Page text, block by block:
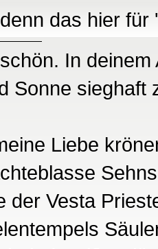
das hier für
In deinem
Sonne sieghaft
Liebe
der Vesta